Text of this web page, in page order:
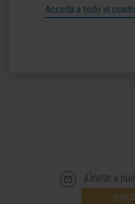
Acceda a todo el
¡Únete a